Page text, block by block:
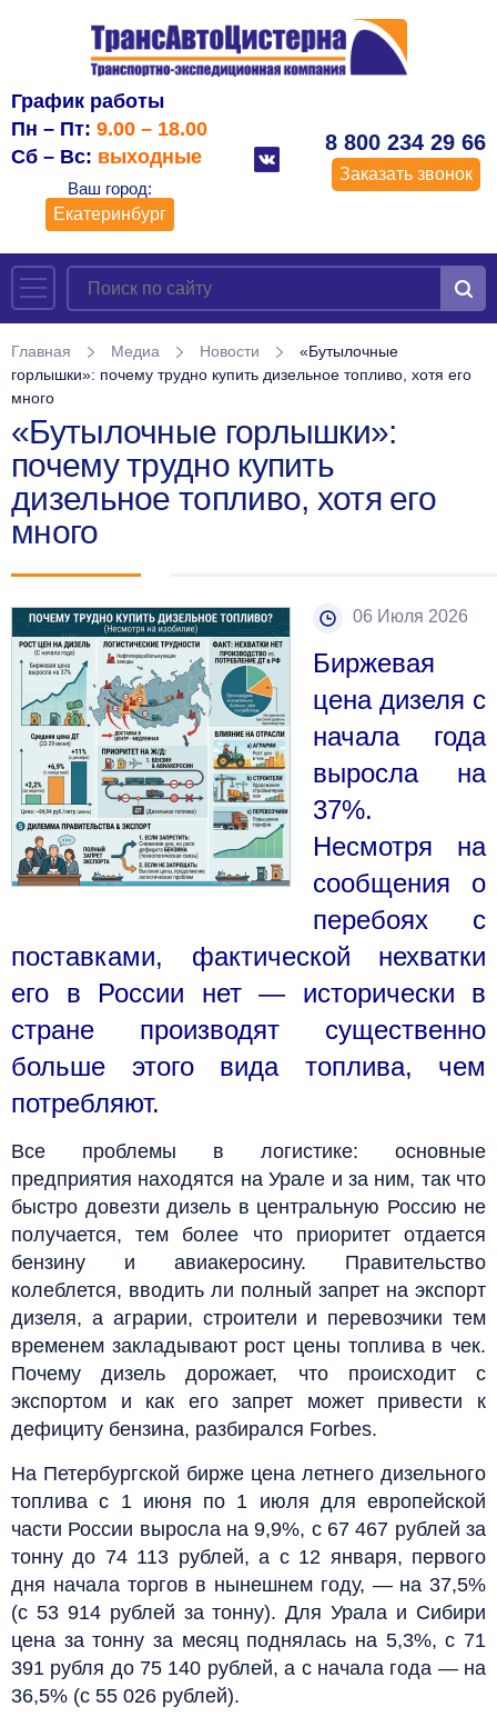
График работы
Пн – Пт: 9.00 – 18.00
Сб – Вс: выходные
Ваш город:
Екатеринбург
8 800 234 29 66
Заказать звонок
Главная Медиа Новости
«Бутылочные
горлышки»: почему трудно купить дизельное топливо, хотя его
много
«Бутылочные горлышки»:
почему трудно купить
дизельное топливо, хотя его
много
06 Июля 2026
Биржевая
цена дизеля с
начала года
выросла на
37%.
Несмотря на
сообщения о
перебоях с
поставками, фактической нехватки
его в России нет — исторически в
стране производят существенно
больше этого вида топлива, чем
потребляют.
Все проблемы в логистике: основные
предприятия находятся на Урале и за ним, так что
быстро довезти дизель в центральную Россию не
получается, тем более что приоритет отдается
бензину и авиакеросину. Правительство
колеблется, вводить ли полный запрет на экспорт
дизеля, а аграрии, строители и перевозчики тем
временем закладывают рост цены топлива в чек.
Почему дизель дорожает, что происходит с
экспортом и как его запрет может привести к
дефициту бензина, разбирался Forbes.
На Петербургской бирже цена летнего дизельного
топлива с 1 июня по 1 июля для европейской
части России выросла на 9,9%, с 67 467 рублей за
тонну до 74 113 рублей, а с 12 января, первого
дня начала торгов в нынешнем году, — на 37,5%
(с 53 914 рублей за тонну). Для Урала и Сибири
цена за тонну за месяц поднялась на 5,3%, с 71
391 рубля до 75 140 рублей, а с начала года — на
36,5% (с 55 026 рублей).